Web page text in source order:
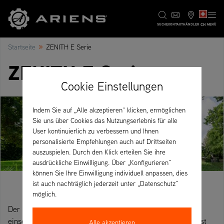
SUCHEKONTAKTHÄNDLER CH MENÜ
Startseite » ZENITH E Serie
ZENITH E Serie
Der neue Ariens ZENITH E ist ein vollwertiger, ganztägig
einsetzbarer, elektrischer Zero-Turn Mäher. Besonderheit ist
Cookie Einstellungen
Indem Sie auf „Alle akzeptieren“ klicken, ermöglichen
Sie uns über Cookies das Nutzungserlebnis für alle
User kontinuierlich zu verbessern und Ihnen
personalisierte Empfehlungen auch auf Drittseiten
auszuspielen. Durch den Klick erteilen Sie ihre
ausdrückliche Einwilligung. Über „Konfigurieren“
können Sie Ihre Einwilligung individuell anpassen, dies
ist auch nachträglich jederzeit unter „Datenschutz“
möglich.